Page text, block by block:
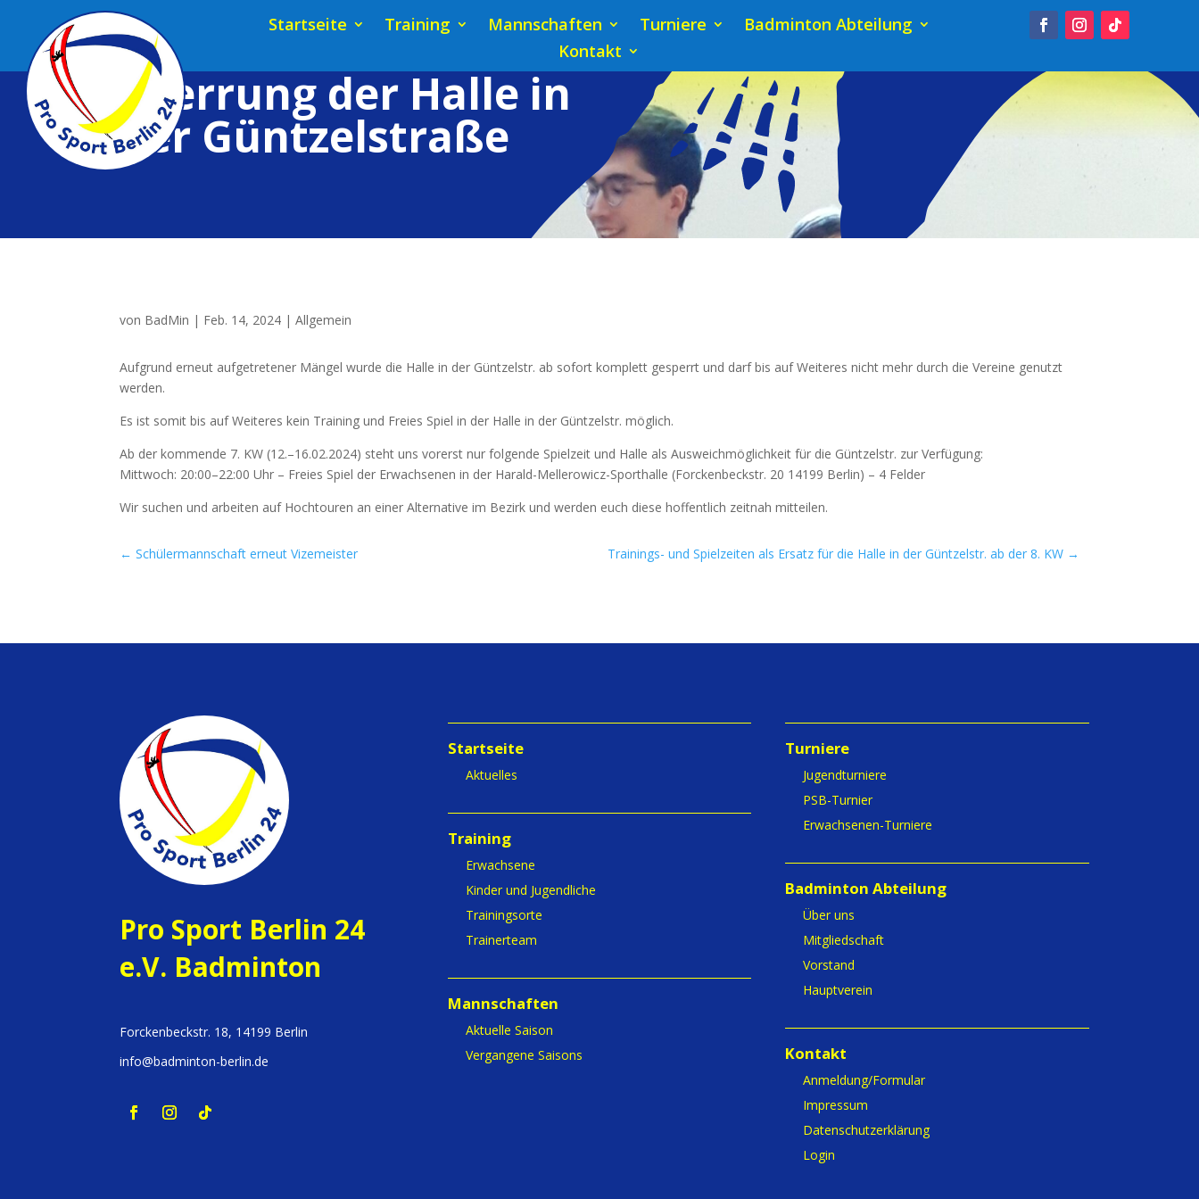
Startseite Training Mannschaften Turniere
Badminton Abteilung
Kontakt
Sperrung der Halle in
der Güntzelstraße
von BadMin | Feb. 14, 2024 |Allgemein
Auf­grund erneut auf­ge­tre­te­ner Män­gel wur­de die Hal­le in der Günt­zel­str. ab sofort kom­plett gesperrt und darf bis auf Wei­te­res nicht mehr durch die Ver­ei­ne genutzt
werden.
Es ist somit bis auf Wei­te­res kein Trai­ning und Frei­es Spiel in der Hal­le in der Günt­zel­str. möglich.
Ab der kom­men­de 7. KW (12.–16.02.2024) steht uns vor­erst nur fol­gen­de Spiel­zeit und Hal­le als Aus­weich­mög­lich­keit für die Günt­zel­str. zur Ver­fü­gung:
Mitt­woch: 20:00–22:00 Uhr – Frei­es Spiel der Erwach­se­nen in der Harald-Mel­le­ro­wicz-Sport­hal­le (Forcken­beck­str. 20 14199 Ber­lin) – 4 Felder
Wir suchen und arbei­ten auf Hoch­tou­ren an einer Alter­na­ti­ve im Bezirk und wer­den euch die­se hof­fent­lich zeit­nah mitteilen.
←Schülermannschaft erneut Vizemeister Trainings- und Spielzeiten als Ersatz für die Halle in der Güntzelstr. ab der 8. KW→
Pro Sport Berlin 24
e.V. Badminton
Forckenbeckstr. 18, 14199 Berlin
info@badminton-berlin.de
Startseite
Aktuelles
Training
Erwachsene
Kinder und Jugendliche
Trainingsorte
Trainerteam
Mannschaften
Aktuelle Saison
Vergangene Saisons
Turniere
Jugendturniere
PSB-Turnier
Erwachsenen-Turniere
Badminton Abteilung
Über uns
Mitgliedschaft
Vorstand
Hauptverein
Kontakt
Anmeldung/Formular
Impressum
Datenschutzerklärung
Login